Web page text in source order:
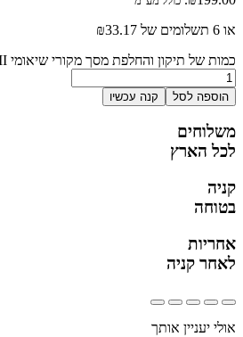
או 6 תשלומים של ₪33.17
כמות של תיקון והחלפת מסך מקורי שיאומי QIN1S+ XIAOMI
הוספה לסל קנה עכשיו
משלוחים
לכל הארץ
קניה
בטוחה
אחריות
לאחר קניה
אולי יעניין אותך